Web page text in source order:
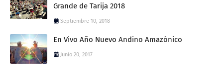
Grande de Tarija 2018
Septiembre 10, 2018
En Vivo Año Nuevo Andino Amazónico
Junio 20, 2017